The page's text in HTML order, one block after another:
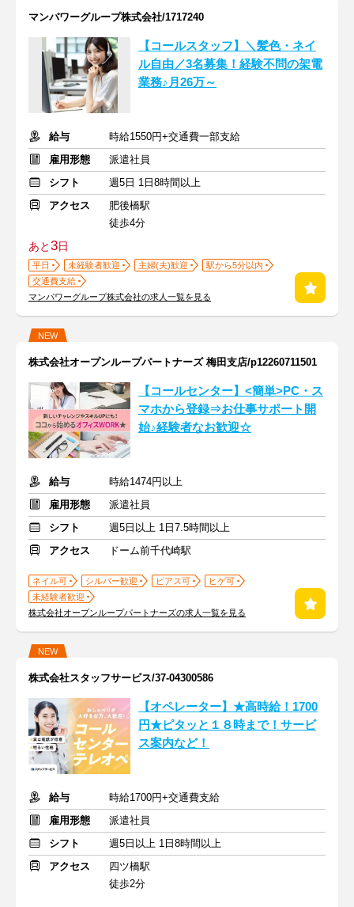
マンパワーグループ株式会社/1717240
【コールスタッフ】＼髪色・ネイ
ル自由／3名募集！経験不問の架電
業務♪月26万～
給与
時給1550円+交通費一部支給
雇用形態
派遣社員
シフト
週5日 1日8時間以上
アクセス
肥後橋駅
徒歩4分
あと3日
平日 未経験者歓迎 主婦(夫)歓迎
駅から5分以内
交通費支給
マンパワーグループ株式会社の求人一覧を見る
NEW
株式会社オープンループパートナーズ 梅田支店/p12260711501
【コールセンター】<簡単>PC・ス
マホから登録⇒お仕事サポート開
始♪経験者なお歓迎☆
給与
時給1474円以上
雇用形態
派遣社員
シフト
週5日以上 1日7.5時間以上
アクセス
ドーム前千代崎駅
ネイル可 シルバー歓迎 ピアス可
ヒゲ可
未経験者歓迎
株式会社オープンループパートナーズの求人一覧を見る
NEW
株式会社スタッフサービス/37-04300586
【オペレーター】★高時給！1700
円★ピタッと１８時まで！サービ
ス案内など！
給与
時給1700円+交通費支給
雇用形態
派遣社員
シフト
週5日以上 1日8時間以上
アクセス
四ツ橋駅
徒歩2分